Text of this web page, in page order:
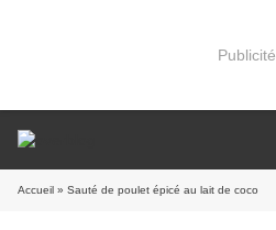
Publicité
Accueil » Sauté de poulet épicé au lait de coco